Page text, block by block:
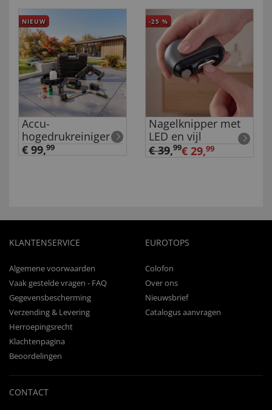
NIEUW
Accu-
hogedrukreiniger
€ 99,99
-25 %
Nagelknipper met
LED en vijl
€ 39,99€ 29,99
KLANTENSERVICE
Algemene voorwaarden
Vaak gestelde vragen - FAQ
Gegevensbescherming
Verzending & Levering
Herroepingsrecht
Klachtenpagina
Beoordelingen
EUROTOPS
Colofon
Over ons
Nieuwsbrief
Catalogus aanvragen
CONTACT